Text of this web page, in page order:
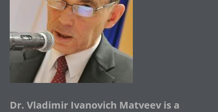
Dr. Vladimir Ivanovich Matveev is a